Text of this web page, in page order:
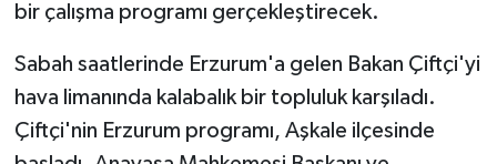
bir çalışma programı gerçekleştirecek.
Sabah saatlerinde Erzurum'a gelen Bakan Çiftçi'yi
hava limanında kalabalık bir topluluk karşıladı.
Çiftçi'nin Erzurum programı, Aşkale ilçesinde
Yerel